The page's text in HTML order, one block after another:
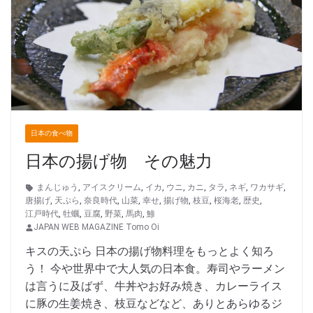
日本の食べ物
日本の揚げ物 その魅力
まんじゅう , アイスクリーム, イカ, ウニ, カニ, タラ, ネギ, ワカサギ,
唐揚げ, 天ぷら, 奈良時代, 山菜, 幸せ, 揚げ物, 枝豆, 桜海老, 歴史,
江戸時代, 牡蠣, 豆腐, 野菜, 馬肉, 鯵
JAPAN WEB MAGAZINE Tomo Oi
キスの天ぷら 日本の揚げ物料理をもっとよく知ろ
う！ 今や世界中で大人気の日本食。寿司やラーメン
は言うに及ばず、牛丼やお好み焼き、カレーライス
に豚の生姜焼き、枝豆などなど、ありとあらゆるジ